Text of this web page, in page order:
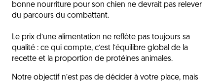
bonne nourriture pour son chien ne devrait pas relever
du parcours du combattant.
Le prix d’une alimentation ne reflète pas toujours sa
qualité : ce qui compte, c’est l’équilibre global de la
recette et la proportion de protéines animales.
Notre objectif n’est pas de décider à votre place, mais